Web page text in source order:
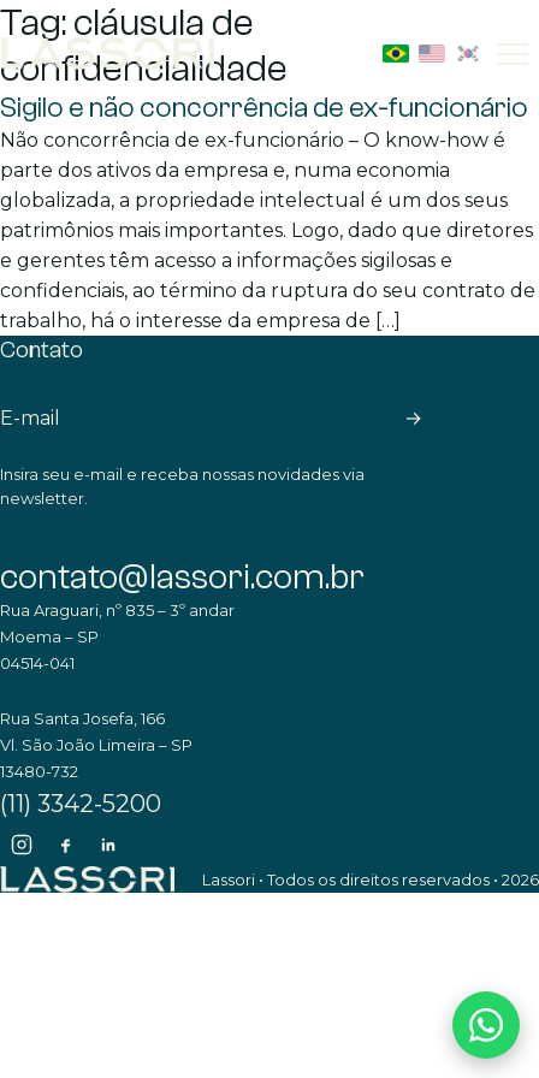
Tag:cláusula de
confidencialidade
Sigilo e não concorrência de ex-funcionário
Não concorrência de ex-funcionário – O know-how é
parte dos ativos da empresa e, numa economia
globalizada, a propriedade intelectual é um dos seus
patrimônios mais importantes. Logo, dado que diretores
e gerentes têm acesso a informações sigilosas e
confidenciais, ao término da ruptura do seu contrato de
trabalho, há o interesse da empresa de […]
Contato
→
Insira seu e-mail e receba nossas novidades via
newsletter.
contato@lassori.com.br
Rua Araguari, nº 835 – 3º andar
Moema – SP
04514-041
Rua Santa Josefa, 166
Vl. São João Limeira – SP
13480-732
(11) 3342-5200
Lassori • Todos os direitos reservados • 2026